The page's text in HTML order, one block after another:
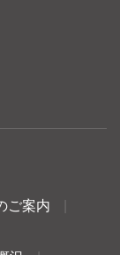
ご案内